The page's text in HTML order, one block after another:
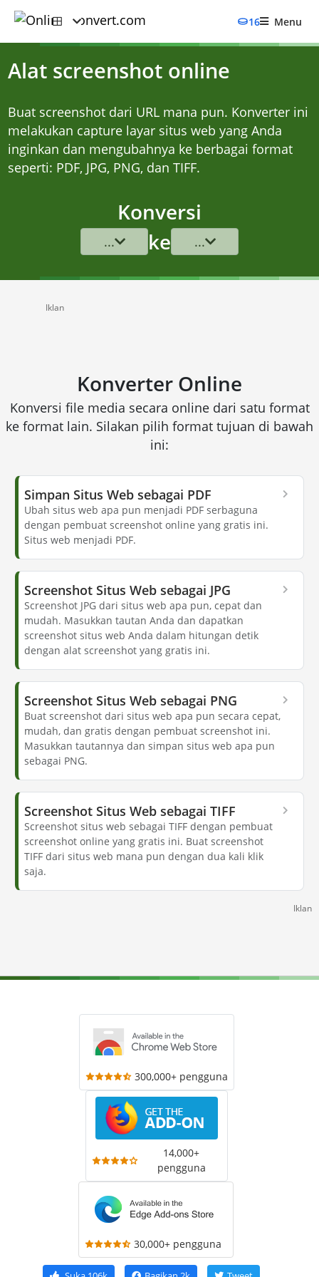
16 Menu
Alat screenshot online
Buat screenshot dari URL mana pun. Konverter ini
melakukan capture layar situs web yang Anda
inginkan dan mengubahnya ke berbagai format
seperti: PDF, JPG, PNG, dan TIFF.
Konversi
... ke ...
Iklan
Konverter Online
Konversi file media secara online dari satu format
ke format lain. Silakan pilih format tujuan di bawah
ini:
Simpan Situs Web sebagai PDF
Ubah situs web apa pun menjadi PDF serbaguna
dengan pembuat screenshot online yang gratis ini.
Situs web menjadi PDF.
Screenshot Situs Web sebagai JPG
Screenshot JPG dari situs web apa pun, cepat dan
mudah. Masukkan tautan Anda dan dapatkan
screenshot situs web Anda dalam hitungan detik
dengan alat screenshot yang gratis ini.
Screenshot Situs Web sebagai PNG
Buat screenshot dari situs web apa pun secara cepat,
mudah, dan gratis dengan pembuat screenshot ini.
Masukkan tautannya dan simpan situs web apa pun
sebagai PNG.
Screenshot Situs Web sebagai TIFF
Screenshot situs web sebagai TIFF dengan pembuat
screenshot online yang gratis ini. Buat screenshot
TIFF dari situs web mana pun dengan dua kali klik
saja.
Iklan
300,000+ pengguna
14,000+
pengguna
30,000+ pengguna